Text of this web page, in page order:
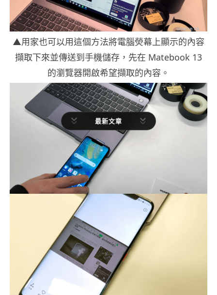
▲用家也可以用這個方法將電腦熒幕上顯示的內容
擷取下來並傳送到手機儲存，先在 Matebook 13
的瀏覽器開啟希望擷取的內容。
最新文章